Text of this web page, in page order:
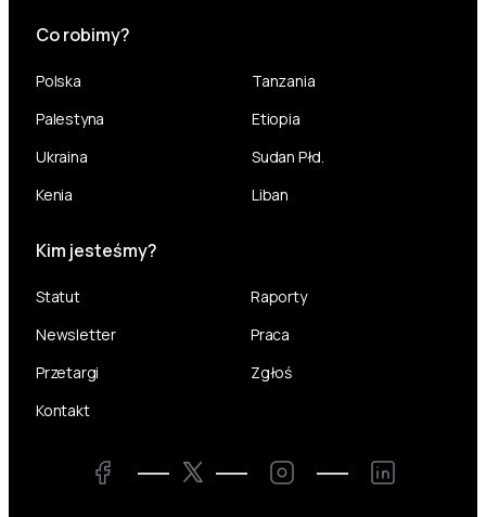
Co robimy?
Polska
Palestyna
Ukraina
Kenia
Tanzania
Etiopia
Sudan Płd.
Liban
Kim jesteśmy?
Statut
Raporty
Newsletter
Praca
Przetargi
Zgłoś
Kontakt
Facebook Twitter Instagram LinkedIn